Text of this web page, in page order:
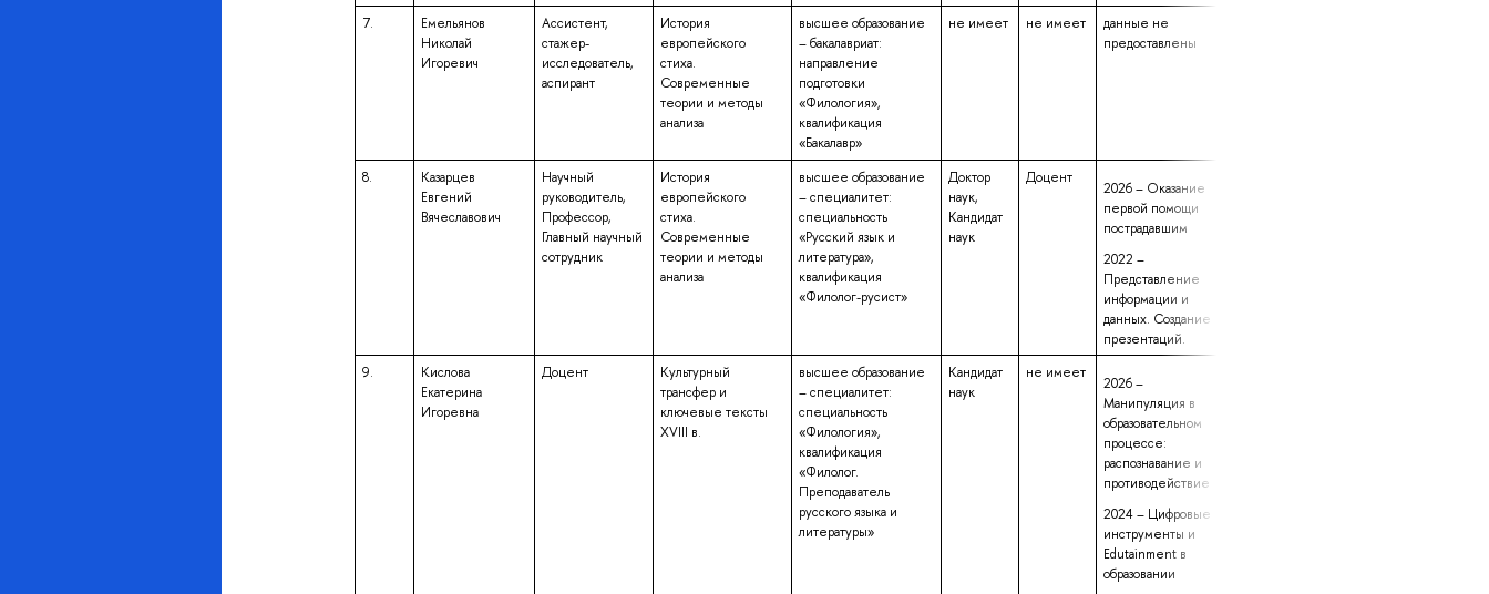
7.
Емельянов
Николай
Игоревич
Ассистент,
стажер-
исследователь,
аспирант
История
европейского
стиха.
Современные
теории и методы
анализа
высшее образование
– бакалавриат:
направление
подготовки
«Филология»,
квалификация
«Бакалавр»
не имеет не имеет
данные не
предоставлены
8.
Казарцев
Евгений
Вячеславович
Научный
руководитель,
Профессор,
Главный научный
сотрудник
История
европейского
стиха.
Современные
теории и методы
анализа
высшее образование
– специалитет:
специальность
«Русский язык и
литература»,
квалификация
«Филолог-русист»
Доктор
наук,
Кандидат
наук
Доцент
2026 – Оказание
первой помощи
пострадавшим
2022 –
Представление
информации и
данных. Создание
презентаций.
9.
Кислова
Екатерина
Игоревна
Доцент
Культурный
трансфер и
ключевые тексты
XVIII в.
высшее образование
– специалитет:
специальность
«Филология»,
квалификация
«Филолог.
Преподаватель
русского языка и
литературы»
Кандидат
наук
не имеет
2026 –
Манипуляция в
образовательном
процессе:
распознавание и
противодействие
2024 – Цифровые
инструменты и
Edutainment в
образовании